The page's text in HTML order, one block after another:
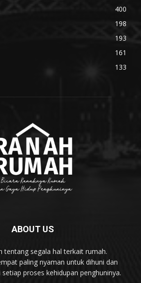
400
198
193
161
133
ABOUT US
tentang segala hal terkait rumah.
paling nyaman untuk dihuni dan
proses kehidupan penghuninya.